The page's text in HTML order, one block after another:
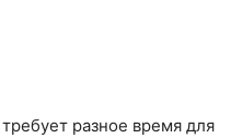
разное время для